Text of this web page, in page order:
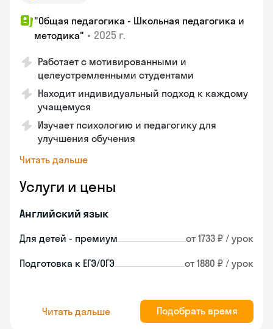
"Общая педагогика - Школьная педагогика и
методика" • 2025 г.
Работает с мотивированными и
целеустремленными студентами
Находит индивидуальный подход к каждому
учащемуся
Изучает психологию и педагогику для
улучшения обучения
Читать дальше
Услуги и цены
Английский язык
Для детей - премиум от 1733 ₽ / урок
Подготовка к ЕГЭ/ОГЭ от 1880 ₽ / урок
Читать дальше Подобрать время